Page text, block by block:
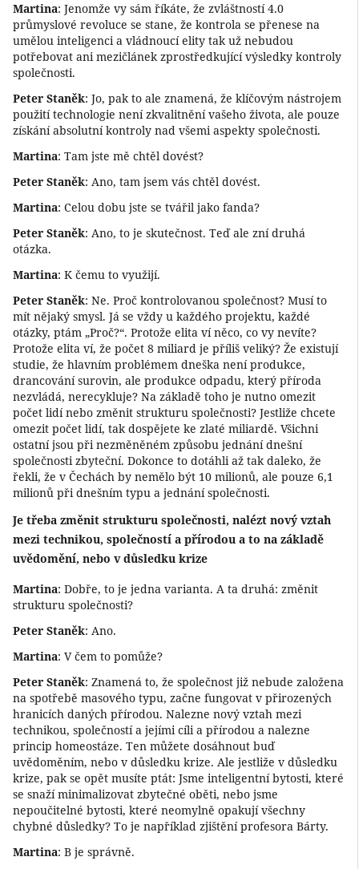
Martina: Jenomže vy sám říkáte, že zvláštností 4.0
průmyslové revoluce se stane, že kontrola se přenese na
umělou inteligenci a vládnoucí elity tak už nebudou
potřebovat ani mezičlánek zprostředkující výsledky kontroly
společnosti.
Peter Staněk: Jo, pak to ale znamená, že klíčovým nástrojem
použití technologie není zkvalitnění vašeho života, ale pouze
získání absolutní kontroly nad všemi aspekty společnosti.
Martina: Tam jste mě chtěl dovést?
Peter Staněk: Ano, tam jsem vás chtěl dovést.
Martina: Celou dobu jste se tvářil jako fanda?
Peter Staněk: Ano, to je skutečnost. Teď ale zní druhá
otázka.
Martina: K čemu to využijí.
Peter Staněk: Ne. Proč kontrolovanou společnost? Musí to
mít nějaký smysl. Já se vždy u každého projektu, každé
otázky, ptám „Proč?“. Protože elita ví něco, co vy nevíte?
Protože elita ví, že počet 8 miliard je příliš veliký? Že existují
studie, že hlavním problémem dneška není produkce,
drancování surovin, ale produkce odpadu, který příroda
nezvládá, nerecykluje? Na základě toho je nutno omezit
počet lidí nebo změnit strukturu společnosti? Jestliže chcete
omezit počet lidí, tak dospějete ke zlaté miliardě. Všichni
ostatní jsou při nezměněném způsobu jednání dnešní
společnosti zbyteční. Dokonce to dotáhli až tak daleko, že
řekli, že v Čechách by nemělo být 10 milionů, ale pouze 6,1
milionů při dnešním typu a jednání společnosti.
Je třeba změnit strukturu společnosti, nalézt nový vztah
mezi technikou, společností a přírodou a to na základě
uvědomění, nebo v důsledku krize
Martina: Dobře, to je jedna varianta. A ta druhá: změnit
strukturu společnosti?
Peter Staněk: Ano.
Martina: V čem to pomůže?
Peter Staněk: Znamená to, že společnost již nebude založena
na spotřebě masového typu, začne fungovat v přirozených
hranicích daných přírodou. Nalezne nový vztah mezi
technikou, společností a jejími cíli a přírodou a nalezne
princip homeostáze. Ten můžete dosáhnout buď
uvědoměním, nebo v důsledku krize. Ale jestliže v důsledku
krize, pak se opět musíte ptát: Jsme inteligentní bytosti, které
se snaží minimalizovat zbytečné oběti, nebo jsme
nepoučitelné bytosti, které neomylně opakují všechny
chybné důsledky? To je například zjištění profesora Bárty.
Martina: B je správně.